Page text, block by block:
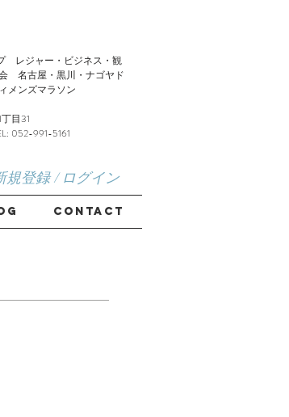
レジャー・ビジネス・観
名古屋・黒川・ナゴヤド
メンズマラソン
目31
052-991-5161
規登録 / ログイン
CONTACT